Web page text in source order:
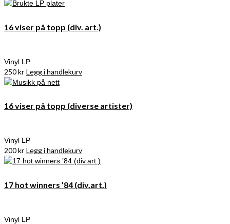
16 viser på topp (div. art.)
Vinyl LP
250kr Legg i handlekurv
16 viser på topp (diverse artister)
Vinyl LP
200kr Legg i handlekurv
17 hot winners ’84 (div.art.)
Vinyl LP